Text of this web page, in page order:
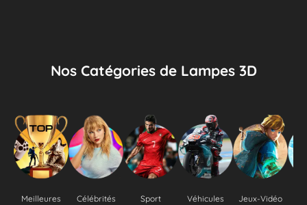
Nos Catégories de Lampes 3D
Meilleures
Célébrités Sport Véhicules Jeux-Vidéo